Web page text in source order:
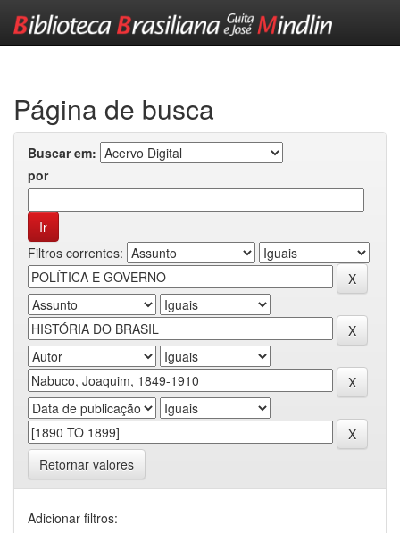
Página de busca
Buscar em:
por
Filtros correntes:
Retornar valores
Adicionar filtros: